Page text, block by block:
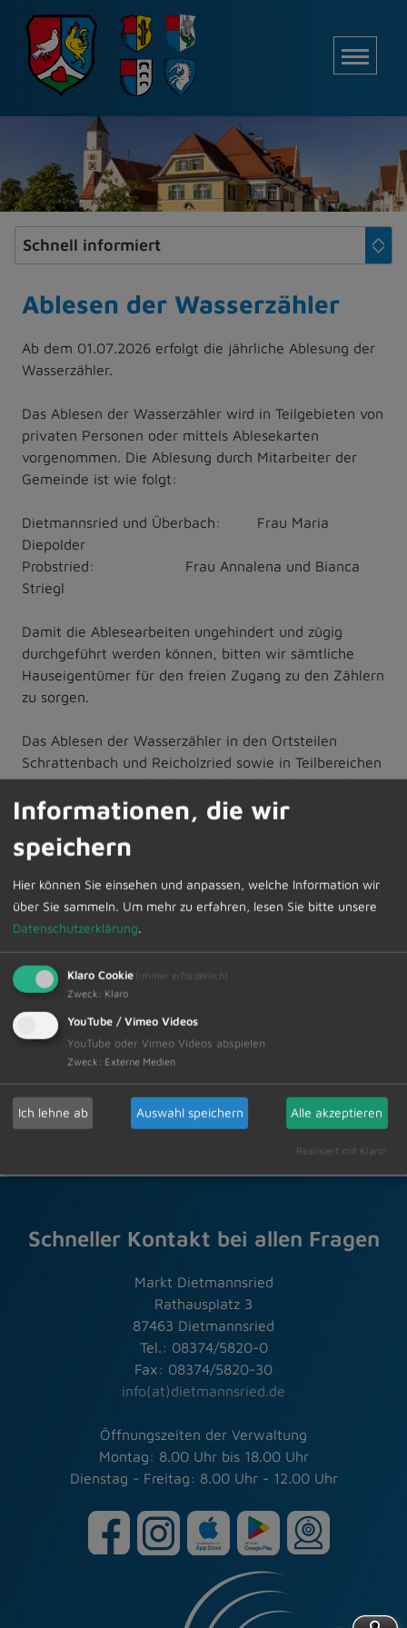
h
t
e
Ablesen der Wasserzähler
Ab dem 01.07.2026 erfolgt die jährliche Ablesung der
Wasserzähler.
Das Ablesen der Wasserzähler wird in Teilgebieten von
privaten Personen oder mittels Ablesekarten
vorgenommen. Die Ablesung durch Mitarbeiter der
Gemeinde ist wie folgt:
Dietmannsried und Überbach: Frau Maria
Diepolder
Probstried: Frau Annalena und Bianca
Striegl
Damit die Ablesearbeiten ungehindert und zügig
durchgeführt werden können, bitten wir sämtliche
Hauseigentümer für den freien Zugang zu den Zählern
zu sorgen.
Das Ablesen der Wasserzähler in den Ortsteilen
Schrattenbach und Reicholzried sowie in Teilbereichen
von Dietmannsried erfolgt durch Selbstablesung der
Wasserzähler. Hierzu erhalten Sie Anfang Juli ein
Anschreiben des Marktes Dietmannsried, welches eine
hierfür vorgesehene Ablesekarte enthält.
Weitere Informationen.
Zur Übersicht
26.06.2026 Amtliche Bekanntmachungen
Schneller Kontakt bei allen Fragen
Markt Dietmannsried
Rathausplatz 3
87463 Dietmannsried
Tel.: 08374/5820-0
Fax: 08374/5820-30
info(at)dietmannsried.de
Öffnungszeiten der Verwaltung
Montag: 8.00 Uhr bis 18.00 Uhr
Dienstag - Freitag: 8.00 Uhr - 12.00 Uhr
Informationen, die wir
speichern
Hier können Sie einsehen und anpassen, welche Information wir
über Sie sammeln. Um mehr zu erfahren, lesen Sie bitte unsere
Datenschutzerklärung.
Klaro Cookie (immer erforderlich)
Zweck : Klaro
YouTube / Vimeo Videos
YouTube oder Vimeo Videos abspielen
Zweck : Externe Medien
Ich lehne ab Auswahl speichern Alle akzeptieren
Realisiert mit Klaro!